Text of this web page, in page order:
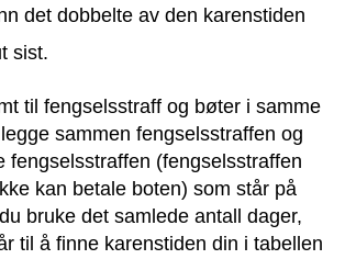
det dobbelte av den karenstiden
sist.
til fengselsstraff og bøter i samme
sammen fengselsstraffen og
fengselsstraffen (fengselsstraffen
kan betale boten) som står på
bruke det samlede antall dager,
til å finne karenstiden din i tabellen